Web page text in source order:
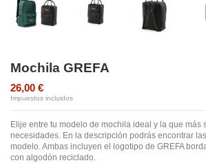
Mochila GREFA
26,00 €
Impuestos incluidos
Elije entre tu modelo de mochila ideal y la que más
necesidades. En la descripción podrás encontrar
modelo. Ambas incluyen el logotipo de GREFA
con algodón reciclado.